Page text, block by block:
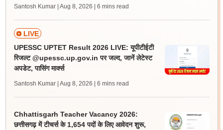
Santosh Kumar | Aug 8, 2026 | 6 mins read
LIVE
UPESSC UPTET Result 2026 LIVE: यूपीटीईटी
रिजल्ट @upessc.up.gov.in पर जल्द, जानें लेटेस्ट
अपडेट, पासिंग मार्क्स
Santosh Kumar | Aug 8, 2026 | 6 mins read
Chhattisgarh Teacher Vacancy 2026:
छत्तीसगढ़ में टीचर्स के 1,654 पदों के लिए आवेदन शुरू,